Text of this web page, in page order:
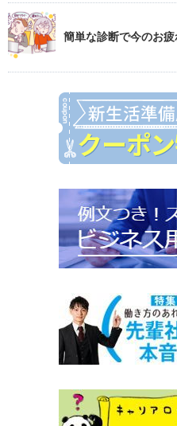
簡単な診断で今のお疲